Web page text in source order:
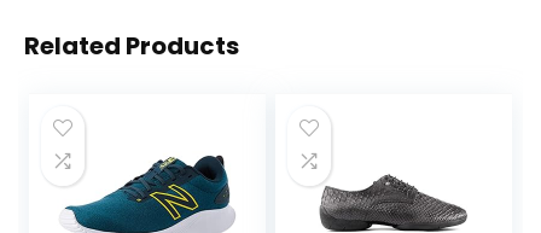
Related Products